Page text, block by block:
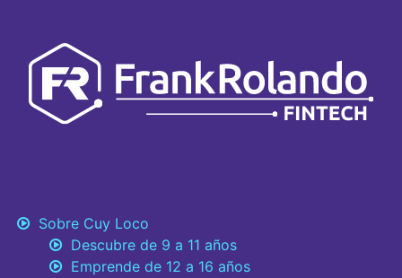
Sobre Cuy Loco
Descubre de 9 a 11 años
Emprende de 12 a 16 años